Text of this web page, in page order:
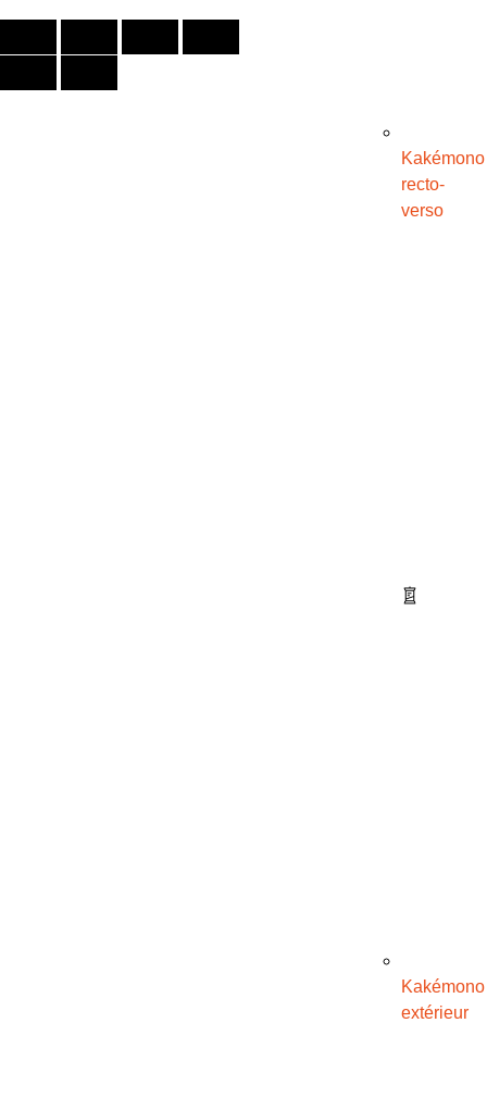
Kakémono
recto-
verso
Kakémono
extérieur